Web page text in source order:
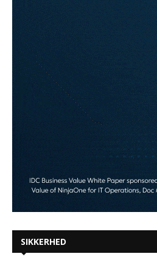
SIKKERHED